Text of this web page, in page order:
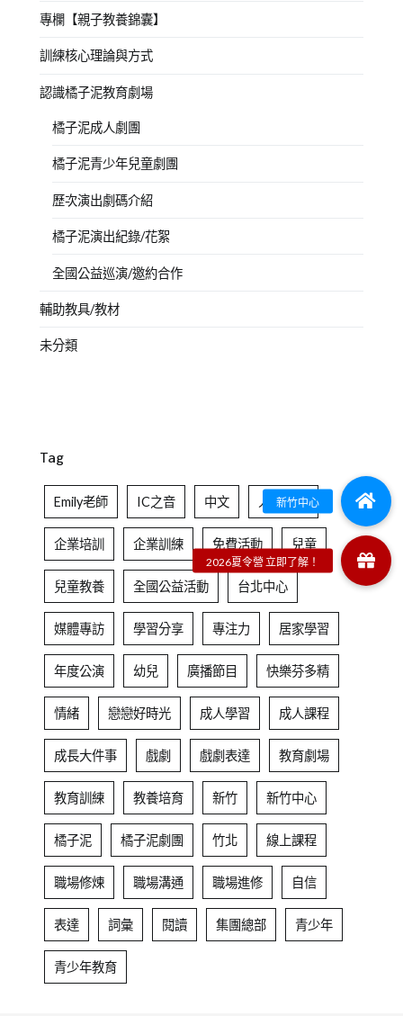
專欄【親子教養錦囊】
訓練核心理論與方式
認識橘子泥教育劇場
橘子泥成人劇團
橘子泥青少年兒童劇團
歷次演出劇碼介紹
橘子泥演出紀錄/花絮
全國公益巡演/邀約合作
輔助教具/教材
未分類
Tag
Emily老師 IC之音 中文 人際社交
企業培訓 企業訓練 免費活動 兒童
兒童教養 全國公益活動 台北中心
媒體專訪 學習分享 專注力 居家學習
年度公演 幼兒 廣播節目 快樂芬多精
情緒 戀戀好時光 成人學習 成人課程
成長大件事 戲劇 戲劇表達 教育劇場
教育訓練 教養培育 新竹 新竹中心
橘子泥 橘子泥劇團 竹北 線上課程
職場修煉 職場溝通 職場進修 自信
表達 詞彙 閱讀 集團總部 青少年
青少年教育